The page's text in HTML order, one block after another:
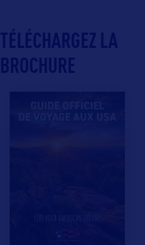
TÉLÉCHARGEZ LA
BROCHURE